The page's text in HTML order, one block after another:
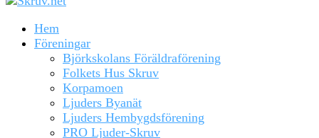
Hem
Föreningar
Björkskolans Föräldraförening
Folkets Hus Skruv
Korpamoen
Ljuders Byanät
Ljuders Hembygdsförening
PRO Ljuder-Skruv